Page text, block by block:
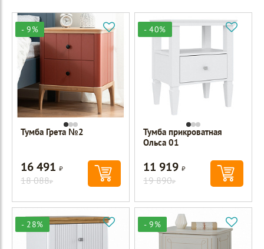
- 9%
Тумба Грета №2
16 491Р
18 088Р
- 40%
Тумба прикроватная
Ольса 01
11 919Р
19 890Р
- 28% - 9%